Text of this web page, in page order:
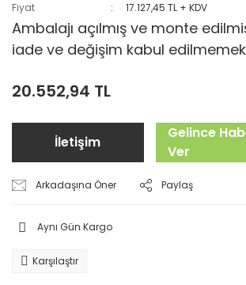
Fiyat
17.127,45 TL + KDV
Ambalajı açılmış ve monte
iade ve değişim kabul
20.552,94 TL
İletişim
Gelince
Ver
Arkadaşına Öner Paylaş
Aynı Gün Kargo
Karşılaştır